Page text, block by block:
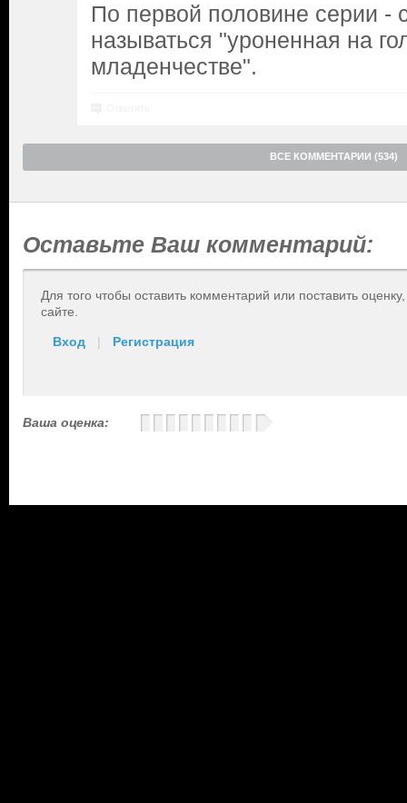
По первой половине серии -
называться "уроненная на
младенчестве".
ВСЕ КОММЕНТАРИИ (534)
Оставьте Ваш комментарий:
Для того чтобы оставить комментарий или поставить
сайте.
Вход | Регистрация
Ваша оценка: